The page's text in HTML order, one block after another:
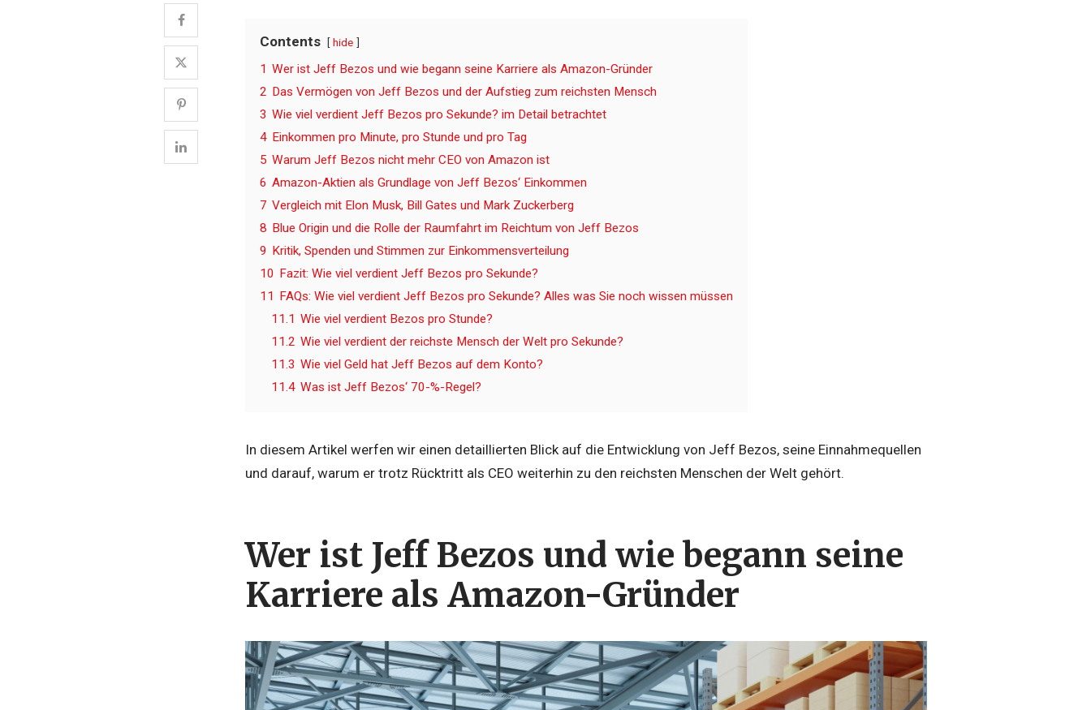
Contents hide
1 Wer ist Jeff Bezos und wie begann seine Karriere als Amazon-Gründer
2 Das Vermögen von Jeff Bezos und der Aufstieg zum reichsten Mensch
3 Wie viel verdient Jeff Bezos pro Sekunde? im Detail betrachtet
4 Einkommen pro Minute, pro Stunde und pro Tag
5 Warum Jeff Bezos nicht mehr CEO von Amazon ist
6 Amazon-Aktien als Grundlage von Jeff Bezos‘ Einkommen
7 Vergleich mit Elon Musk, Bill Gates und Mark Zuckerberg
8 Blue Origin und die Rolle der Raumfahrt im Reichtum von Jeff Bezos
9 Kritik, Spenden und Stimmen zur Einkommensverteilung
10 Fazit: Wie viel verdient Jeff Bezos pro Sekunde?
11 FAQs: Wie viel verdient Jeff Bezos pro Sekunde? Alles was Sie noch wissen müssen
11.1 Wie viel verdient Bezos pro Stunde?
11.2 Wie viel verdient der reichste Mensch der Welt pro Sekunde?
11.3 Wie viel Geld hat Jeff Bezos auf dem Konto?
11.4 Was ist Jeff Bezos‘ 70-%-Regel?
In diesem Artikel werfen wir einen detaillierten Blick auf die Entwicklung von Jeff Bezos, seine Einnahmequellen
und darauf, warum er trotz Rücktritt als CEO weiterhin zu den reichsten Menschen der Welt gehört.
Wer ist Jeff Bezos und wie begann seine
Karriere als Amazon-Gründer